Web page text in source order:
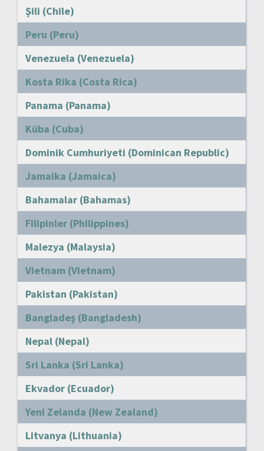
Şili (Chile)
Peru (Peru)
Venezuela (Venezuela)
Kosta Rika (Costa Rica)
Panama (Panama)
Küba (Cuba)
Dominik Cumhuriyeti (Dominican Republic)
Jamaika (Jamaica)
Bahamalar (Bahamas)
Filipinler (Philippines)
Malezya (Malaysia)
Vietnam (Vietnam)
Pakistan (Pakistan)
Bangladeş (Bangladesh)
Nepal (Nepal)
Sri Lanka (Sri Lanka)
Ekvador (Ecuador)
Yeni Zelanda (New Zealand)
Litvanya (Lithuania)